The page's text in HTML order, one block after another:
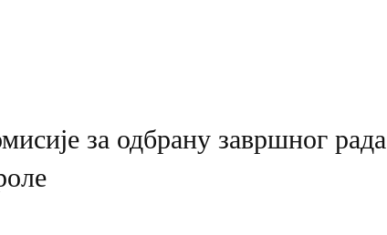
за одбрану завршног рада